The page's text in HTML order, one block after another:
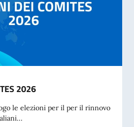
2026
le elezioni per il per il rinnovo